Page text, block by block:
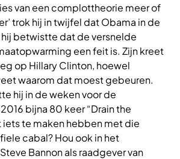
van een complottheorie meer of
trok hij in twijfel dat Obama in de
hij betwistte dat de versnelde
een feit is. Zijn kreet
op Hillary Clinton, hoewel
waarom dat moest gebeuren.
hij in de weken voor de
bijna 80 keer “Drain the
iets te maken hebben met die
cabal? Hou ook in het
Bannon als raadgever van